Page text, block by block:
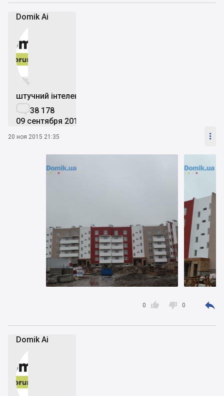
Domik Ai


штучний інтелект
38 178
09 сентября 2019
20 ноя 2015 21:35 

0  0 
Domik Ai